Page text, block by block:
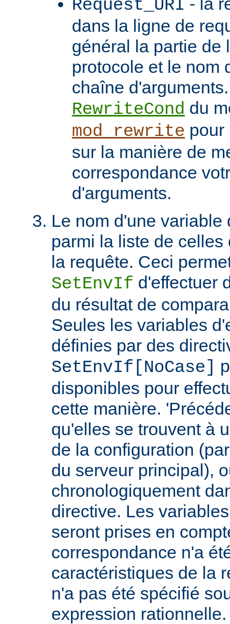
Request_URI
dans la ligne de
général la partie de
protocole et le nom
chaîne
RewriteCond du
mod_rewrite pour
sur la manière de
correspondance
d'arguments.
Le nom d'une variable
parmi la liste de
la requête. Ceci
SetEnvIf d'effectuer
du résultat de
Seules les variables
définies par des
SetEnvIf[NoCase]
disponibles pour
cette manière.
qu'elles se trouvent à
de la configuration
du serveur principal),
chronologiquement
directive. Les
seront prises en
correspondance n'a
caractéristiques de la
n'a pas été spécifié
expression rationnelle.